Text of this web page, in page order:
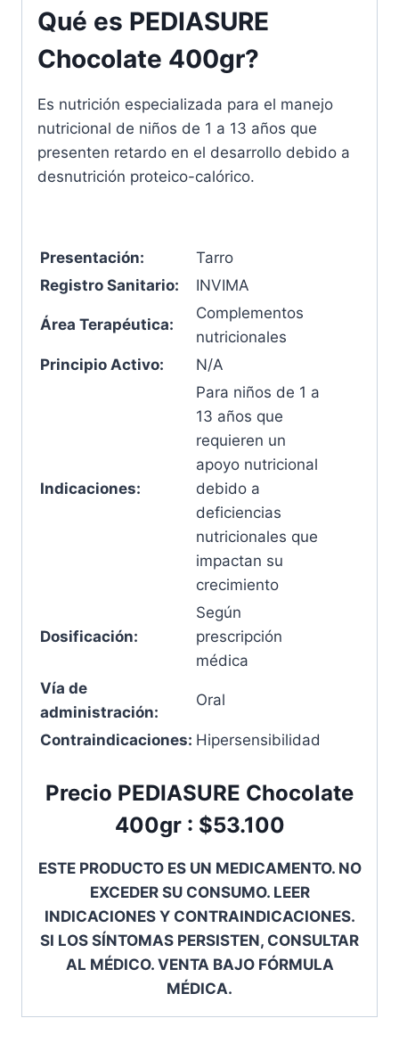
Qué es PEDIASURE
Chocolate 400gr?
Es nutrición especializada para el manejo
nutricional de niños de 1 a 13 años que
presenten retardo en el desarrollo debido a
desnutrición proteico-calórico.
Presentación:
Tarro
Registro Sanitario:
INVIMA
Área Terapéutica:
Complementos
nutricionales
Principio Activo:
N/A
Indicaciones:
Para niños de 1 a
13 años que
requieren un
apoyo nutricional
debido a
deficiencias
nutricionales que
impactan su
crecimiento
Dosificación:
Según
prescripción
médica
Vía de
administración:
Oral
Contraindicaciones: Hipersensibilidad
Precio PEDIASURE Chocolate
400gr : $53.100
ESTE PRODUCTO ES UN MEDICAMENTO. NO
EXCEDER SU CONSUMO. LEER
INDICACIONES Y CONTRAINDICACIONES.
SI LOS SÍNTOMAS PERSISTEN, CONSULTAR
AL MÉDICO. VENTA BAJO FÓRMULA
MÉDICA.